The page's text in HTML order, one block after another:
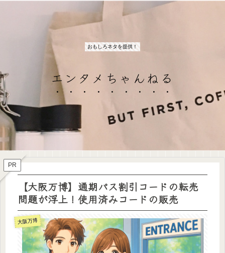
おもしろネタを提供！
エンタメちゃんねる
PR
【大阪万博】通期パス割引コードの転売
問題が浮上！使用済みコードの販売
大阪万博